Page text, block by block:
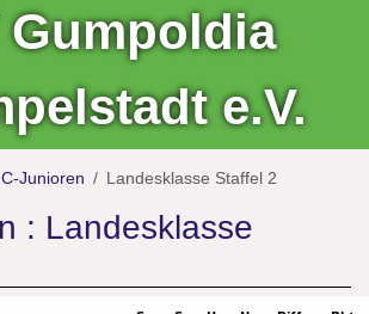
Gumpoldia
e.V.
C-Junioren Landesklasse Staffel 2
: Landesklasse